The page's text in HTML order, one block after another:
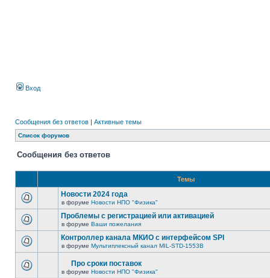
Вход
Сообщения без ответов | Активные темы
Список форумов
Сообщения без ответов
Темы
Новости 2024 года
в форуме Новости НПО "Физика"
Проблемы с регистрацией или активацией
в форуме Ваши пожелания
Контроллер канала МКИО с интерфейсом SPI
в форуме Мультиплексный канал MIL-STD-1553B
Про сроки поставок
в форуме Новости НПО "Физика"